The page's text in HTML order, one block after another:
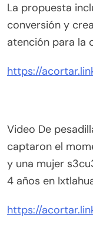
La propuesta
conversión y
atención para la
https://
Video De
captaron el
y una mujer
4 años en
https://